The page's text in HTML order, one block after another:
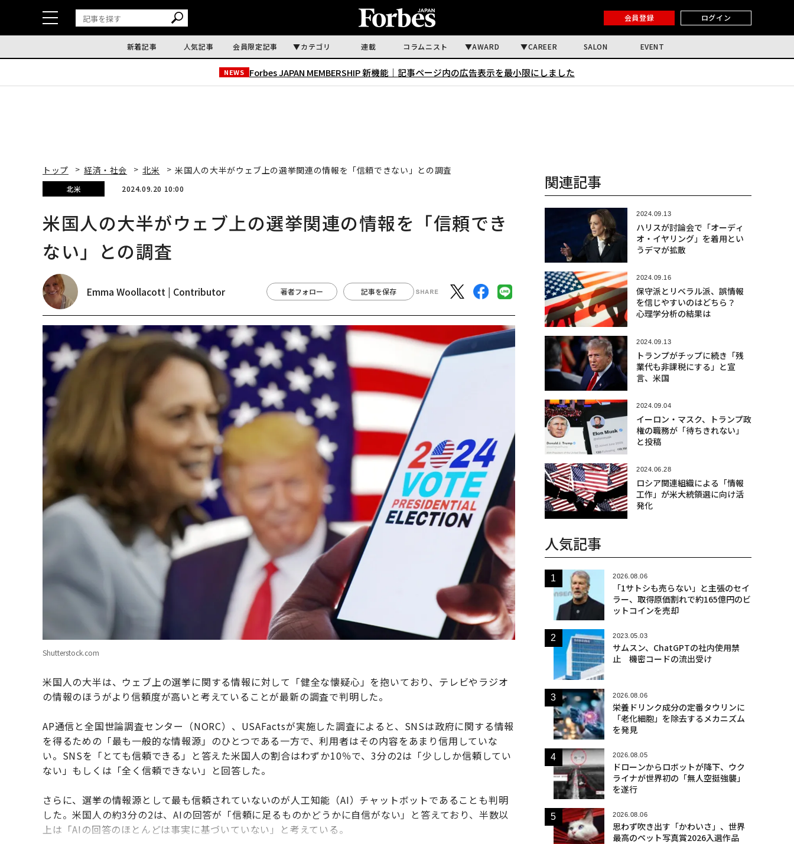
会員登録 ログイン
新着記事 人気記事 会員限定記事 カテゴリ 連載 コラムニスト AWARD CAREER SALON EVENT
NEWS Forbes JAPAN MEMBERSHIP 新機能｜ 記事ページ内の広告表示を最小限にしました
トップ 経済・社会 北米 米国人の大半がウェブ上の選挙関連の情報を「信頼できない」との調査
北米 2024.09.20 10:00
米国人の大半がウェブ上の選挙関連の情報を「信頼でき
ない」との調査
Emma Woollacott | Contributor 著者フォロー 記事を保存
Shutterstock.com
米国人の大半は、ウェブ上の選挙に関する情報に対して「健全な懐疑心」を抱いており、テレビやラジオ
の情報のほうがより信頼度が高いと考えていることが最新の調査で判明した。
AP通信と全国世論調査センター（NORC）、USAFactsが実施した調査によると、SNSは政府に関する情報
を得るための「最も一般的な情報源」のひとつである一方で、利用者はその内容をあまり信用していな
い。SNSを「とても信頼できる」と答えた米国人の割合はわずか10％で、3分の2は「少ししか信頼してい
ない」もしくは「全く信頼できない」と回答した。
さらに、選挙の情報源として最も信頼されていないのが人工知能（AI）チャットボットであることも判明
した。米国人の約3分の2は、AIの回答が「信頼に足るものかどうかに自信がない」と答えており、半数以
上は「AIの回答のほとんどは事実に基づいていない」と考えている。
関連記事
2024.09.13
ハリスが討論会で「オーディ
オ・イヤリング」を着用とい
うデマが拡散
2024.09.16
保守派とリベラル派、誤情報
を信じやすいのはどちら？
心理学分析の結果は
2024.09.13
トランプがチップに続き「残
業代も非課税にする」と宣
言、米国
2024.09.04
イーロン・マスク、トランプ政
権の職務が「待ちきれない」
と投稿
2024.06.28
ロシア関連組織による「情報
工作」が米大統領選に向け活
発化
人気記事
2026.08.06
「1サトシも売らない」と主張のセイ
ラー、取得原価割れで約165億円のビ
ットコインを売却
2023.05.03
サムスン、ChatGPTの社内使用禁
止 機密コードの流出受け
2026.08.06
栄養ドリンク成分の定番タウリンに
「老化細胞」を除去するメカニズム
を発見
2026.08.05
ドローンからロボットが降下、ウク
ライナが世界初の「無人空挺強襲」
を遂行
2026.08.06
思わず吹き出す「かわいさ」、世界
最高のペット写真賞2026入選作品